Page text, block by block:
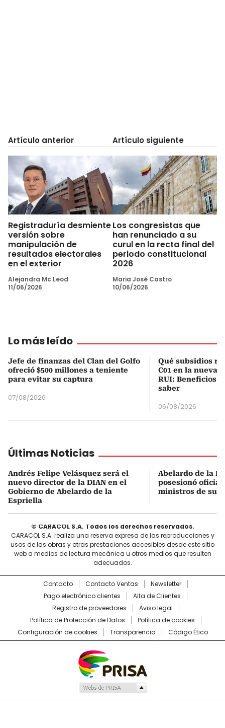
Artículo anterior
Registraduría desmiente
versión sobre
manipulación de
resultados electorales
en el exterior
Alejandra Mc Leod
11/06/2026
Artículo siguiente
Los congresistas que
han renunciado a su
curul en la recta final del
periodo constitucional
2026
Maria José Castro
10/06/2026
Lo más leído
Jefe de finanzas del Clan del Golfo
ofreció $500 millones a teniente
para evitar su captura
07/08/2026
Qué subsidios
C01 en la nueva
RUI: Beneficios
saber
06/08/2026
Últimas Noticias
Andrés Felipe Velásquez será el
nuevo director de la DIAN en el
Gobierno de Abelardo de la
Espriella
Abelardo de la
posesionó
ministros de su
© CARACOL S.A. Todos los derechos reservados.
CARACOL S.A. realiza una reserva expresa de las reproducciones y
usos de las obras y otras prestaciones accesibles desde este sitio
web a medios de lectura mecánica u otros medios que resulten
adecuados.
Contacto Contacto Ventas
Newsletter
Pago electrónico clientes
Alta de Clientes
Registro de proveedores
Aviso legal
Política de Protección de Datos
Política de cookies
Configuración de cookies
Transparencia Código Ético